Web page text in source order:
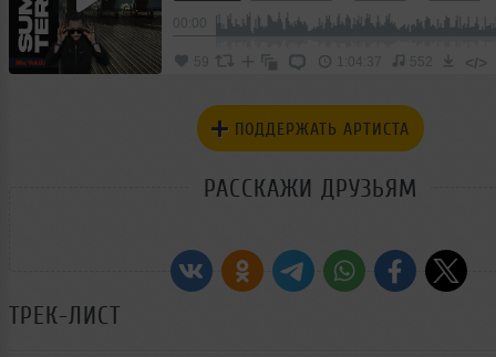
59 1:04:37 552 </>
ПОДДЕРЖАТЬ АРТИСТА
РАССКАЖИ ДРУЗЬЯМ
ТРЕК-ЛИСТ